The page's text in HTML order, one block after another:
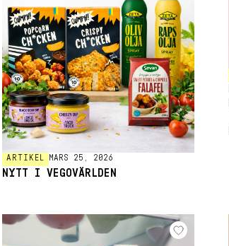
ARTIKEL MARS 25, 2026
NYTT I VEGOVÄRLDEN